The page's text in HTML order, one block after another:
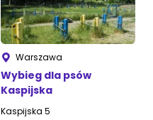
Warszawa
Wybieg dla psów
Kaspijska
Kaspijska 5